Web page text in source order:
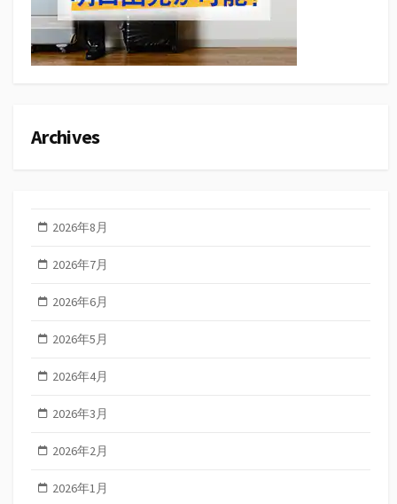
Archives
2026年8月
2026年7月
2026年6月
2026年5月
2026年4月
2026年3月
2026年2月
2026年1月